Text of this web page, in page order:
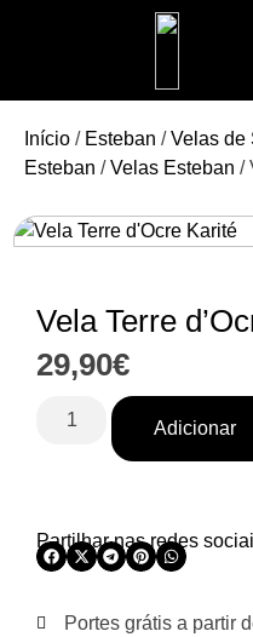
Início / Esteban /Velas de
Esteban /Velas Esteban /
Vela Terre
29,90€
Adicionar
Partilhar nas redes
Portes grátis a partir